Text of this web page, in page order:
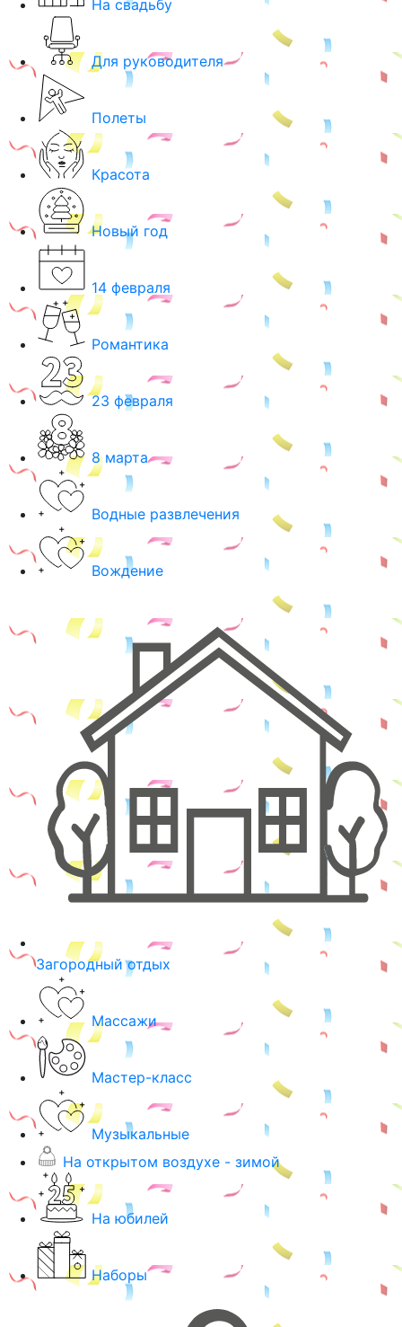
На свадьбу
Для руководителя
Полеты
Красота
Новый год
14 февраля
Романтика
23 февраля
8 марта
Водные развлечения
Вождение
Загородный отдых
Массажи
Мастер-класс
Музыкальные
На открытом воздухе - зимой
На юбилей
Наборы